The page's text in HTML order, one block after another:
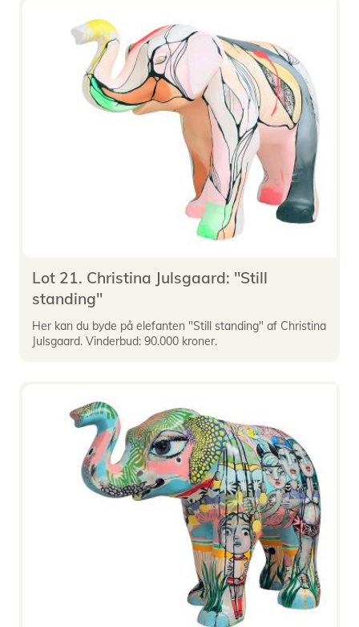
Lot 21. Christina Julsgaard: "Still
standing"
Her kan du byde på elefanten "Still standing" af Christina
Julsgaard. Vinderbud: 90.000 kroner.